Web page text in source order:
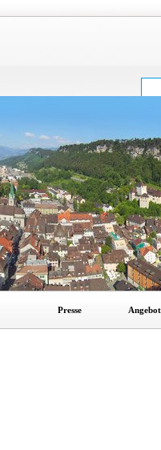
Presse